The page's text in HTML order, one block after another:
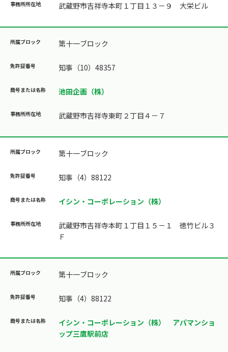
武蔵野市吉祥寺本町１丁目１３－９ 大栄ビル
第十一ブロック
知事（10）48357
池田企画（株）
武蔵野市吉祥寺東町２丁目４－７
第十一ブロック
知事（4）88122
イシン・コーポレーション（株）
武蔵野市吉祥寺本町１丁目１５－１ 徳竹ビル３
Ｆ
第十一ブロック
知事（4）88122
イシン・コーポレーション（株） アパマンショ
ップ三鷹駅前店